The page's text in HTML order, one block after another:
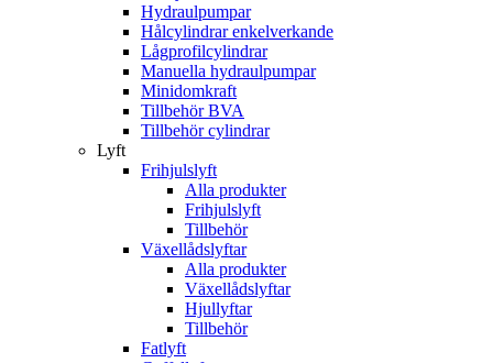
Hydraulpumpar
Hålcylindrar enkelverkande
Lågprofilcylindrar
Manuella hydraulpumpar
Minidomkraft
Tillbehör BVA
Tillbehör cylindrar
Lyft
Frihjulslyft
Alla produkter
Frihjulslyft
Tillbehör
Växellådslyftar
Alla produkter
Växellådslyftar
Hjullyftar
Tillbehör
Fatlyft